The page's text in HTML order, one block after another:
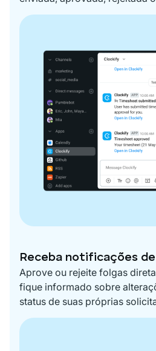
Receba notificações
Aprove ou rejeite folgas
fique informado sobre
status de suas próprias